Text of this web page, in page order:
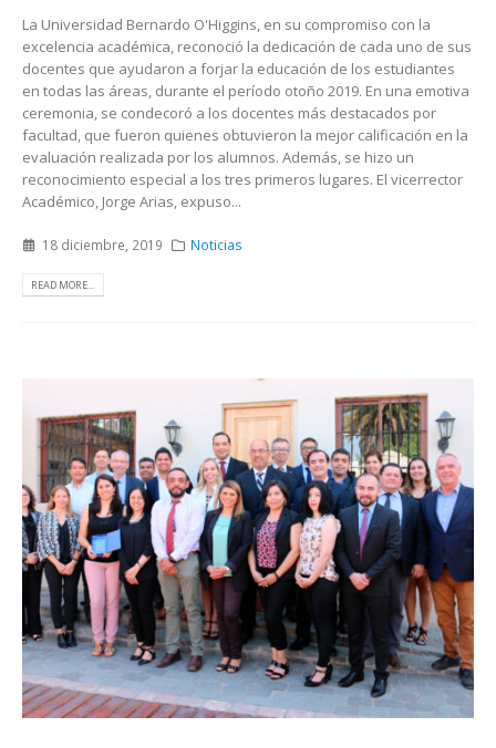
La Universidad Bernardo O'Higgins, en su compromiso con la
excelencia académica, reconoció la dedicación de cada uno de sus
docentes que ayudaron a forjar la educación de los estudiantes
en todas las áreas, durante el período otoño 2019. En una emotiva
ceremonia, se condecoró a los docentes más destacados por
facultad, que fueron quienes obtuvieron la mejor calificación en la
evaluación realizada por los alumnos. Además, se hizo un
reconocimiento especial a los tres primeros lugares. El vicerrector
Académico, Jorge Arias, expuso...
18 diciembre, 2019 Noticias
READ MORE...